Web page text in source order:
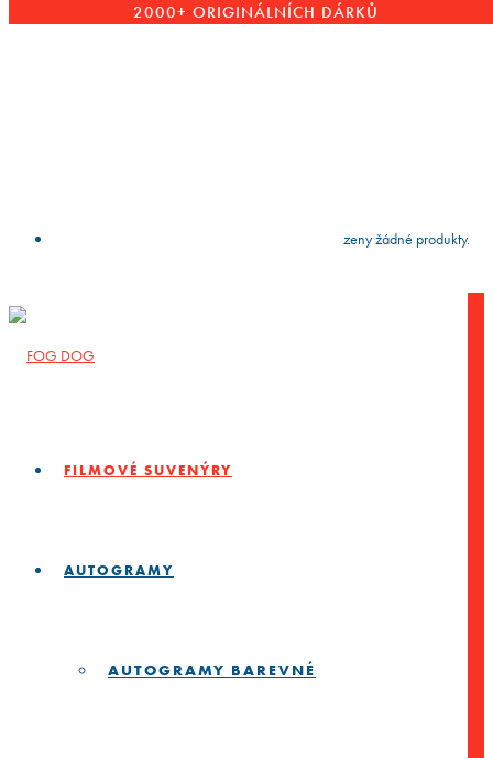
2000+ ORIGINÁLNÍCH DÁRKŮ
FILMOVÉ SUVENÝRY
AUTOGRAMY
AUTOGRAMY BAREVNÉ
press Nebyly nalezeny žádné produkty.